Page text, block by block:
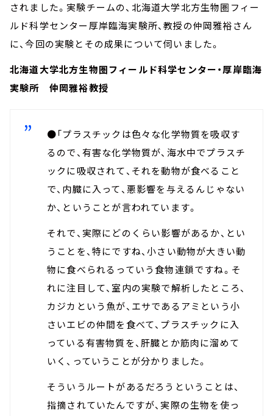
されました。実験チームの、北海道大学北方生物圏フィー
ルド科学センター厚岸臨海実験所、教授の仲岡雅裕さん
に、今回の実験とその成果について伺いました。
北海道大学北方生物圏フィールド科学センター・厚岸臨海
実験所 仲岡雅裕教授
●「プラスチックは色々な化学物質を吸収す
るので、有害な化学物質が、海水中でプラスチ
ックに吸収されて、それを動物が食べること
で、内臓に入って、悪影響を与えるんじゃない
か、ということが言われています。
それで、実際にどのくらい影響があるか、とい
うことを、特にですね、小さい動物が大きい動
物に食べられるっていう食物連鎖ですね。そ
れに注目して、室内の実験で解析したところ、
カジカという魚が、エサであるアミという小
さいエビの仲間を食べて、プラスチックに入
っている有害物質を、肝臓とか筋肉に溜めて
いく、っていうことが分かりました。
そういうルートがあるだろうということは、
指摘されていたんですが、実際の生物を使っ